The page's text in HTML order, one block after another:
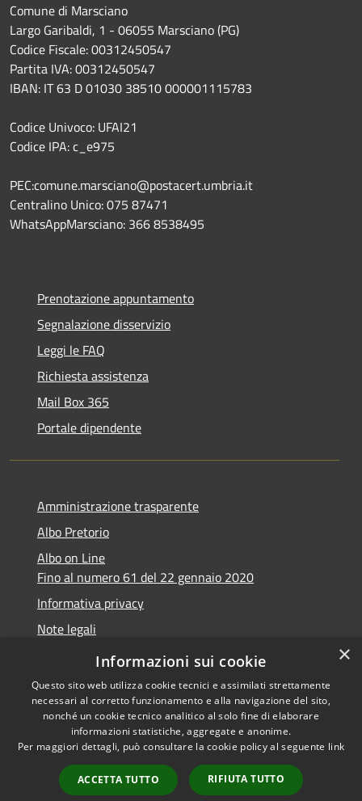
Comune di Marsciano
Largo Garibaldi, 1 - 06055 Marsciano (PG)
Codice Fiscale: 00312450547
Partita IVA: 00312450547
IBAN: IT 63 D 01030 38510 000001115783
Codice Univoco: UFAI21
Codice IPA: c_e975
PEC:comune.marsciano@postacert.umbria.it
Centralino Unico: 075 87471
WhatsAppMarsciano: 366 8538495
Prenotazione appuntamento
Segnalazione disservizio
Leggi le FAQ
Richiesta assistenza
Mail Box 365
Portale dipendente
Amministrazione trasparente
Albo Pretorio
Albo on Line
Fino al numero 61 del 22 gennaio 2020
Informativa privacy
Note legali
Dichiarazione di accessibilità
Accessibilità
Copyright © 2026 • Comune di
Marsciano • Powered by
Municipium•
Accesso
redazione
×
Informazioni sui cookie
Questo sito web utilizza cookie tecnici e assimilati strettamente
necessari al corretto funzionamento e alla navigazione del sito,
nonché un cookie tecnico analitico al solo fine di elaborare
informazioni statistiche, aggregate e anonime.
Per maggiori dettagli, può consultare la cookie policy al seguente link
ACCETTA TUTTO RIFIUTA TUTTO